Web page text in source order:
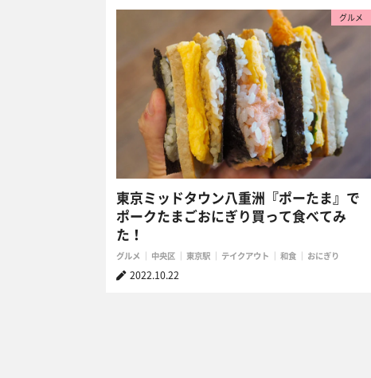
グルメ
東京ミッドタウン八重洲『ポーたま』で
ポークたまごおにぎり買って食べてみ
た！
グルメ 中央区 東京駅 テイクアウト 和食 おにぎり
2022.10.22